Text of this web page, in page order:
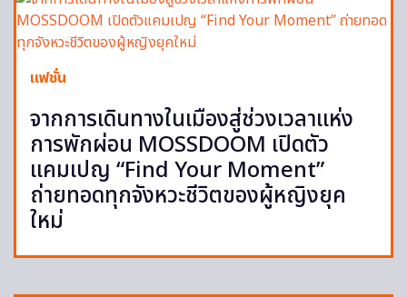
แฟชั่น
จากการเดินทางในเมืองสู่ช่วงเวลาแห่ง
การพักผ่อน MOSSDOOM เปิดตัว
แคมเปญ “Find Your Moment”
ถ่ายทอดทุกจังหวะชีวิตของผู้หญิงยุค
ใหม่